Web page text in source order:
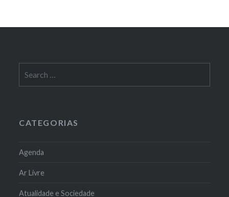
for:
CATEGORIAS
Agenda
Ar Livre
Atualidade e Sociedade